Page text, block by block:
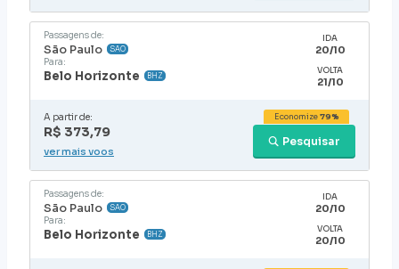
Passagens de:
São Paulo SAO
Para:
Belo Horizonte BHZ
IDA
20/10
VOLTA
21/10
A partir de:
R$ 373,79
Pesquisar
Economize79%
ver mais voos
Passagens de:
São Paulo SAO
Para:
Belo Horizonte BHZ
IDA
20/10
VOLTA
20/10